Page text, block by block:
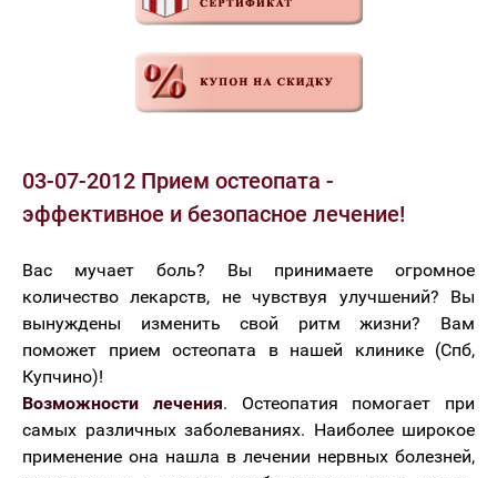
03-07-2012 Прием остеопата -
эффективное и безопасное лечение!
Вас мучает боль? Вы принимаете огромное
количество лекарств, не чувствуя улучшений? Вы
вынуждены изменить свой ритм жизни? Вам
поможет прием остеопата в нашей клинике (Спб,
Купчино)!
Возможности лечения. Остеопатия помогает при
самых различных заболеваниях. Наиболее широкое
применение она нашла в лечении нервных болезней,